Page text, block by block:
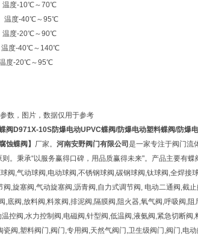
度-10℃～70℃
温度-40℃～95℃
度-20℃～90℃
度-40℃～140℃
-20℃～95℃
数，图片，数据仅用于参考
阀 D971X-10S防爆电动UPVC蝶阀/防爆电动塑料蝶阀/防爆
蚀蝶阀】 厂家。 河南安野阀门有限公司 是一家专注于阀门流
。秉承“以服务赢得口碑，用品质赢得未来"。产品主要有
阀,气动球阀,电动球阀,不锈钢球阀,碳钢球阀,钛球阀,全焊
阀,旋塞阀,气动旋塞阀,沥青阀,自力式调节阀, 电动二通阀,截
,底阀,放料阀,料浆阀,排泥阀,隔膜阀,阻火器,氧气阀,呼吸阀,
控阀,水力控制阀,电磁阀,针型阀,低温阀,液氨阀,紧急切断
瓷阀,塑料阀门,阀门,专用阀,天然气阀门,卫生级阀门,阀门,电